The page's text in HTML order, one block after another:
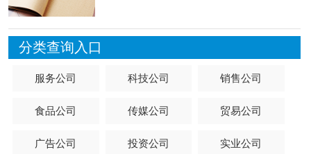
分类查询入口
服务公司 科技公司 销售公司
食品公司 传媒公司 贸易公司
广告公司 投资公司 实业公司